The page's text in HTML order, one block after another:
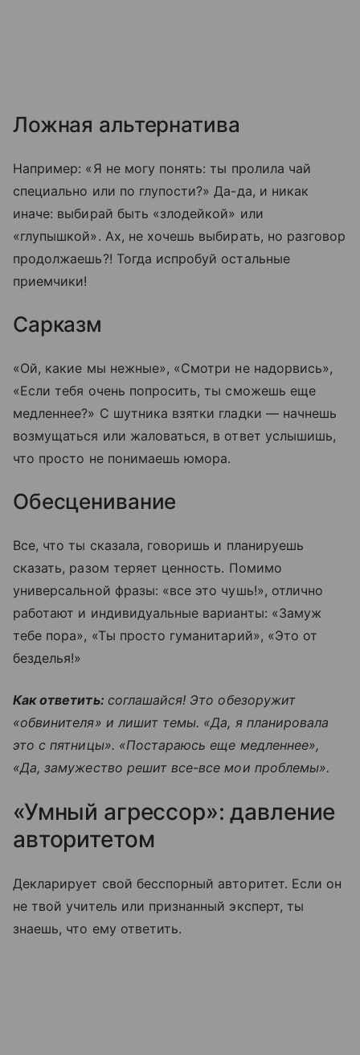
Ложная альтернатива
Например: «Я не могу понять: ты пролила чай
специально или по глупости?» Да-да, и никак
иначе: выбирай быть «злодейкой» или
«глупышкой». Ах, не хочешь выбирать, но разговор
продолжаешь?! Тогда испробуй остальные
приемчики!
Сарказм
«Ой, какие мы нежные», «Смотри не надорвись»,
«Если тебя очень попросить, ты сможешь еще
медленнее?» С шутника взятки гладки — начнешь
возмущаться или жаловаться, в ответ услышишь,
что просто не понимаешь юмора.
Обесценивание
Все, что ты сказала, говоришь и планируешь
сказать, разом теряет ценность. Помимо
универсальной фразы: «все это чушь!», отлично
работают и индивидуальные варианты: «Замуж
тебе пора», «Ты просто гуманитарий», «Это от
безделья!»
Как ответить: соглашайся! Это обезоружит
«обвинителя» и лишит темы. «Да, я планировала
это с пятницы». «Постараюсь еще медленнее»,
«Да, замужество решит все-все мои проблемы».
«Умный агрессор»: давление
авторитетом
Декларирует свой бесспорный авторитет. Если он
не твой учитель или признанный эксперт, ты
знаешь, что ему ответить.